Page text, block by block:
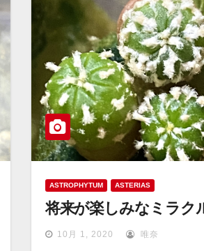
ASTROPHYTUM ASTERIAS
将来が楽しみなミラク
10月 1, 2020 唯奈